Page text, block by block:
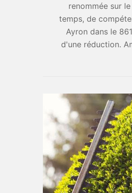
renommée sur
temps, de
Ayron dans le
d'une réduction.